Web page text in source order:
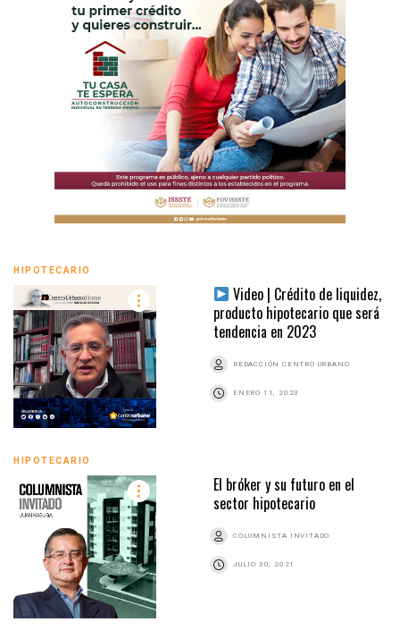
HIPOTECARIO
Video | Crédito de liquidez,
producto hipotecario que será
tendencia en 2023
REDACCIÓN CENTRO URBANO
ENERO 11, 2023
HIPOTECARIO
El bróker y su futuro en el
sector hipotecario
COLUMNISTA INVITADO
JULIO 30, 2021